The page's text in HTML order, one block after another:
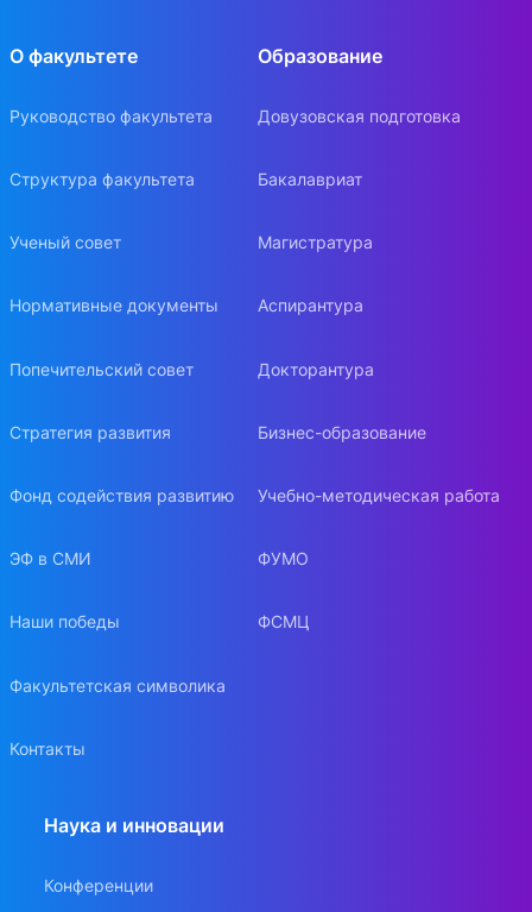
О факультете
Руководство факультета
Структура факультета
Ученый совет
Нормативные документы
Попечительский совет
Стратегия развития
Фонд содействия развитию
ЭФ в СМИ
Наши победы
Факультетская символика
Контакты
Образование
Довузовская подготовка
Бакалавриат
Магистратура
Аспирантура
Докторантура
Бизнес-образование
Учебно-методическая работа
ФУМО
ФСМЦ
Наука и инновации
Конференции